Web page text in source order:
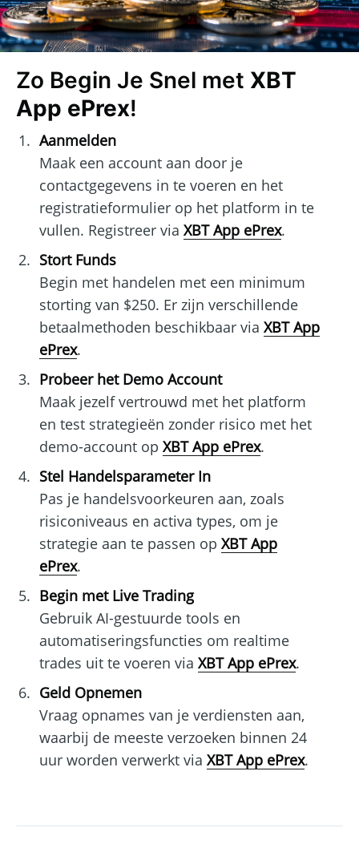
Zo Begin Je Snel met XBT
App ePrex!
Aanmelden
Maak een account aan door je
contactgegevens in te voeren en het
registratieformulier op het platform in te
vullen. Registreer via XBT App ePrex.
Stort Funds
Begin met handelen met een minimum
storting van $250. Er zijn verschillende
betaalmethoden beschikbaar via XBT App
ePrex.
Probeer het Demo Account
Maak jezelf vertrouwd met het platform
en test strategieën zonder risico met het
demo-account op XBT App ePrex.
Stel Handelsparameter In
Pas je handelsvoorkeuren aan, zoals
risiconiveaus en activa types, om je
strategie aan te passen op XBT App
ePrex.
Begin met Live Trading
Gebruik AI-gestuurde tools en
automatiseringsfuncties om realtime
trades uit te voeren via XBT App ePrex.
Geld Opnemen
Vraag opnames van je verdiensten aan,
waarbij de meeste verzoeken binnen 24
uur worden verwerkt via XBT App ePrex.